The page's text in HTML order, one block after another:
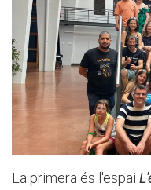
La primera és l'espai